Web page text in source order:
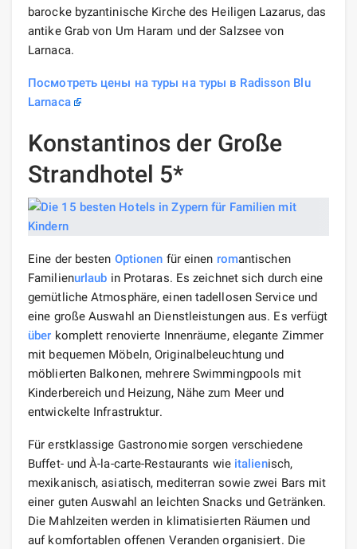
barocke byzantinische Kirche des Heiligen Lazarus, das
antike Grab von Um Haram und der Salzsee von
Larnaca.
Посмотреть цены на туры на туры в Radisson Blu
Larnaca
Konstantinos der Große
Strandhotel 5*
Eine der besten Optionen für einen romantischen
Familienurlaub in Protaras. Es zeichnet sich durch eine
gemütliche Atmosphäre, einen tadellosen Service und
eine große Auswahl an Dienstleistungen aus. Es verfügt
über komplett renovierte Innenräume, elegante Zimmer
mit bequemen Möbeln, Originalbeleuchtung und
möblierten Balkonen, mehrere Swimmingpools mit
Kinderbereich und Heizung, Nähe zum Meer und
entwickelte Infrastruktur.
Für erstklassige Gastronomie sorgen verschiedene
Buffet- und À-la-carte-Restaurants wie italienisch,
mexikanisch, asiatisch, mediterran sowie zwei Bars mit
einer guten Auswahl an leichten Snacks und Getränken.
Die Mahlzeiten werden in klimatisierten Räumen und
auf komfortablen offenen Veranden organisiert. Die